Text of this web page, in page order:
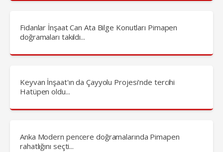
Fidanlar İnşaat Can Ata Bilge Konutları Pimapen
doğramaları takıldı...
Keyvan İnşaat'ın da Çayyolu Projesi'nde tercihi
Hatüpen oldu...
Anka Modern pencere doğramalarında Pimapen
rahatlığını seçti...